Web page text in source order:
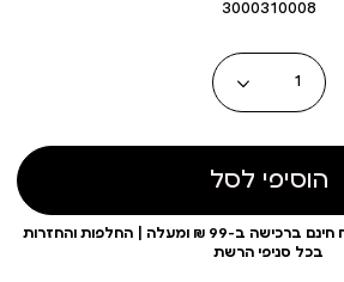
3000310008
כמות
הוסיפי לסל
עלות משלוח 19 ₪ | משלוח חינם ברכישה ב-99 ₪ ומעלה | החלפות והחזרות
בכל סניפי הרשת